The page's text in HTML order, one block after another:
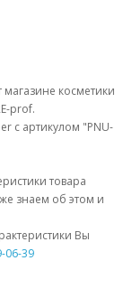
косметики
prof.
с артикулом "PNU-
товара
знаем об этом и
Вы
06-39